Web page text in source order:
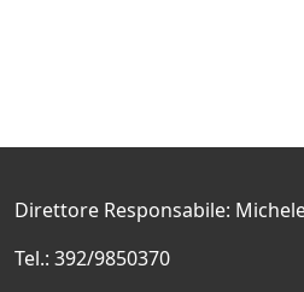
Direttore Responsabile:
Tel.: 392/9850370